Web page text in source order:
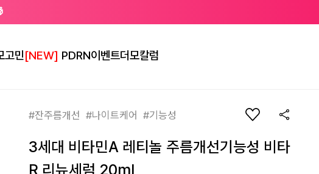
고민[NEW] PDRN이벤트더모칼럼
#잔주름개선 #나이트케어 #기능성
3세대 비타민A 레티놀 주름개선기능성 비타
R 리뉴세럼 20ml